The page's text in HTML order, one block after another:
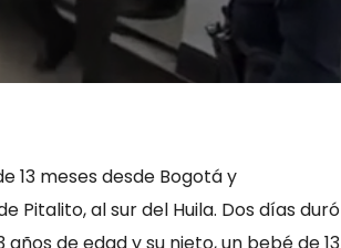
13 meses desde Bogotá y
Pitalito, al sur del Huila. Dos días duró